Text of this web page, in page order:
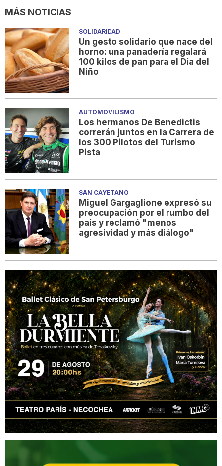
MÁS NOTICIAS
SOLIDARIDAD
Un gesto solidario que nace del
horno: una panadería regalará
100 kilos de pan para el Día del
Niño
AUTOMOVILISMO
Los hermanos De Benedictis
correrán juntos en la Carrera de
los 300 Pilotos del Turismo
Pista
SAN CAYETANO
Miguel Gargaglione expresó su
preocupación por el rumbo del
país y reclamó "menos
agresividad y más diálogo"